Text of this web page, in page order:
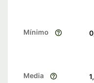
Mínimo
Media